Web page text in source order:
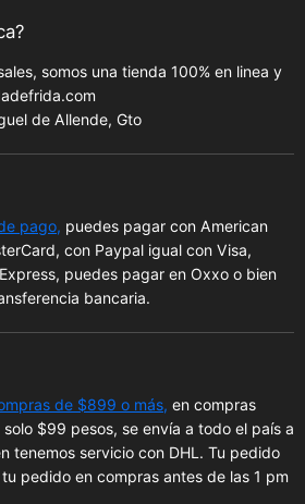
somos una tienda 100% en linea y
de Allende, Gto
pago, puedes pagar con American
con Paypal igual con Visa,
puedes pagar en Oxxo o bien
bancaria.
de $899 o más, en compras
$99 pesos, se envía a todo el país a
tenemos servicio con DHL. Tu pedido
pedido en compras antes de las 1 pm